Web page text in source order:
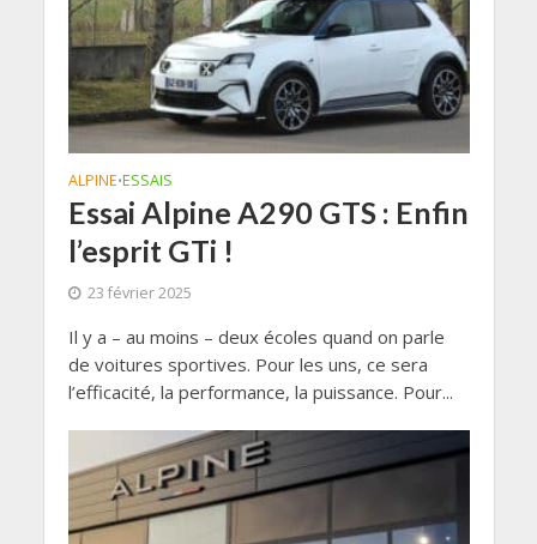
ALPINE•ESSAIS
Essai Alpine A290 GTS : Enfin
l’esprit GTi !
23 février 2025
Il y a – au moins – deux écoles quand on parle
de voitures sportives. Pour les uns, ce sera
l’efficacité, la performance, la puissance. Pour...